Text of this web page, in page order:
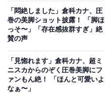
「悶絶しました」倉科カナ、圧
巻の美脚ショット披露！ 「脚ほ
っそ〜」「存在感抜群すぎ」絶
賛の声
「見惚れます」倉科カナ、超ミ
ニスカからのぞく圧巻美脚にフ
ァンもん絶！ 「ほんと可愛いよ
なぁ〜」